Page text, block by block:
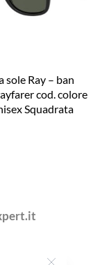
sole Ray – ban
cod. colore
Squadrata